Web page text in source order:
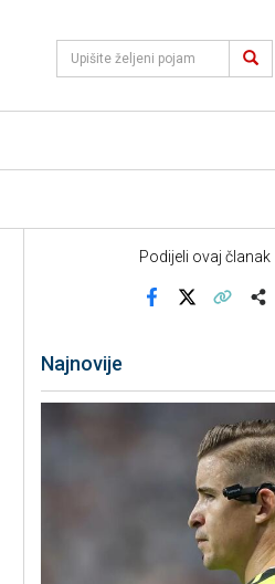
Podijeli ovaj članak
Najnovije